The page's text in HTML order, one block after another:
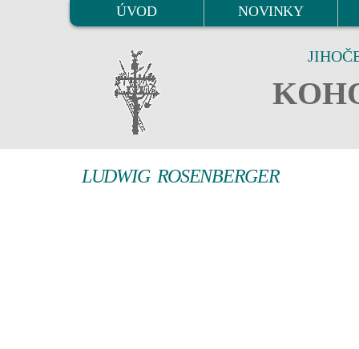
ÚVOD NOVINKY
LUDWIG ROSENBERGER